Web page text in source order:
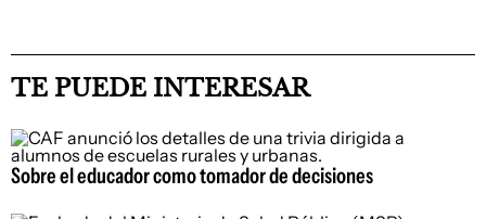
TE PUEDE INTERESAR
Sobre el educador como tomador de decisiones